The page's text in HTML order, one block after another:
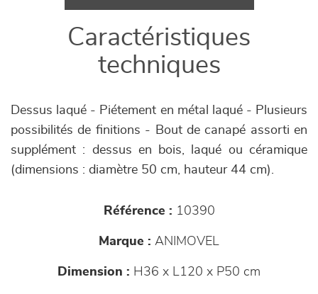
Caractéristiques
techniques
Dessus laqué - Piétement en métal laqué - Plusieurs
possibilités de finitions - Bout de canapé assorti en
supplément : dessus en bois, laqué ou céramique
(dimensions : diamètre 50 cm, hauteur 44 cm).
Référence : 10390
Marque : ANIMOVEL
Dimension : H36 x L120 x P50 cm